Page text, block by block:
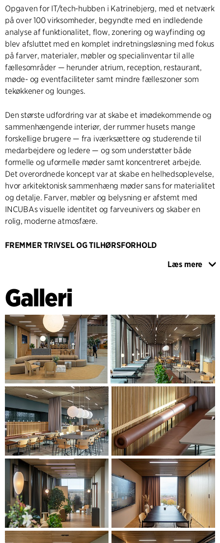
Opgaven for IT/tech-hubben i Katrinebjerg, med et netværk
på over 100 virksomheder, begyndte med en indledende
analyse af funktionalitet, flow, zonering og wayfinding og
blev afsluttet med en komplet indretningsløsning med fokus
på farver, materialer, møbler og specialinventar til alle
fællesområder — herunder atrium, reception, restaurant,
møde- og eventfaciliteter samt mindre fælleszoner som
tekøkkener og lounges.
Den største udfordring var at skabe et imødekommende og
sammenhængende interiør, der rummer husets mange
forskellige brugere — fra iværksættere og studerende til
medarbejdere og ledere — og som understøtter både
formelle og uformelle møder samt koncentreret arbejde.
Det overordnede koncept var at skabe en helhedsoplevelse,
hvor arkitektonisk sammenhæng møder sans for materialitet
og detalje. Farver, møbler og belysning er afstemt med
INCUBAs visuelle identitet og farveunivers og skaber en
rolig, moderne atmosfære.
FREMMER TRIVSEL OG TILHØRSFORHOLD
Materialepaletten fokuserer på taktilitet; træ, metal, bejdset
både robust og sanseligt, og som fremmer daglig trivsel og
en følelse af tilhørsforhold.
Indretningen bidrager til den samlede arkitektoniske
identitet ved at skabe et venligt og åbent fællesskabsrum
på Katrinebjerg — et sted, hvor mennesker mødes, studerer,
samarbejder og udveksler idéer. Indretningen refererer til
lokal designtradition ved at integrere møbler og belysning
fra Aarhus-baserede producenter.
Læs mere
Galleri